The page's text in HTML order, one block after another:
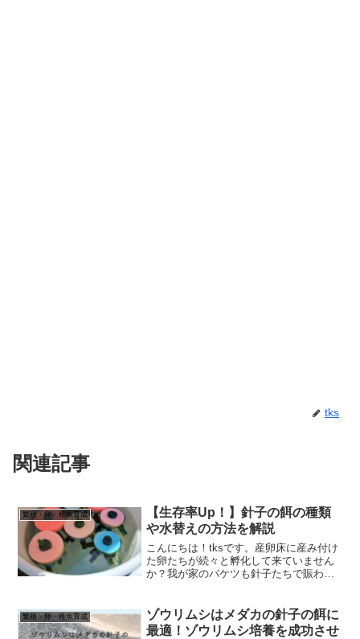
tks
関連記事
繁殖・卵・稚魚育成
【生存率Up！】針子の餌の種類
や水替えの方法を解説
こんにちは！tksです。産卵床に産み付け
た卵たちが続々と孵化して来ていません
か？我が家のバケツも針子たちで賑わっ
子の餌一般的はメダカの卵が孵化するに
は250℃が必要とさ...
繁殖・卵・稚魚育成
ゾウリムシはメダカの針子の餌に
最適！ゾウリムシ培養を成功させ